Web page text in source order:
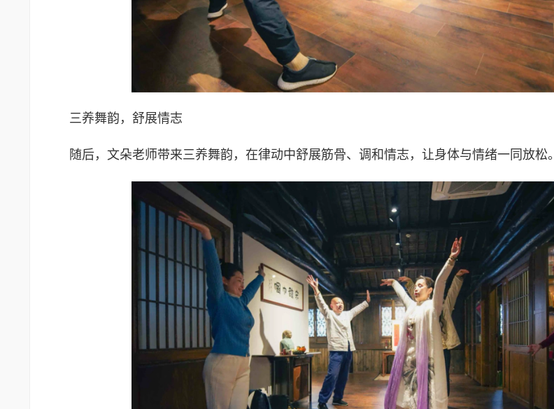
三养舞韵，舒展情志
随后，文朵老师带来三养舞韵，在律动中舒展筋骨、调和情志，让身体与情绪一同放松。